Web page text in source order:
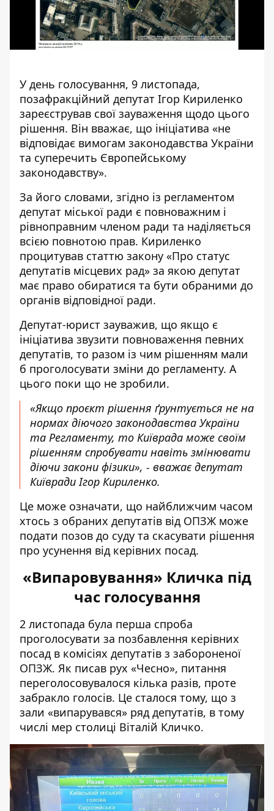
У день голосування, 9 листопада,
позафракційний депутат Ігор Кириленко
зареєстрував свої зауваження щодо цього
рішення. Він вважає, що ініціатива «не
відповідає вимогам законодавства України
та суперечить Європейському
законодавству».
За його словами, згідно із регламентом
депутат міської ради є повноважним і
рівноправним членом ради та наділяється
всією повнотою прав. Кириленко
процитував статтю закону «Про статус
депутатів місцевих рад» за якою депутат
має право обиратися та бути обраними до
органів відповідної ради.
Депутат-юрист зауважив, що якщо є
ініціатива звузити повноваження певних
депутатів, то разом із чим рішенням мали
б проголосувати зміни до регламенту. А
цього поки що не зробили.
«Якщо проєкт рішення ґрунтується не на
нормах діючого законодавства України
та Регламенту, то Київрада може своїм
рішенням спробувати навіть змінювати
діючи закони фізики», - вважає депутат
Київради Ігор Кириленко.
Це може означати, що найближчим часом
хтось з обраних депутатів від ОПЗЖ може
подати позов до суду та скасувати рішення
про усунення від керівних посад.
«Випаровування» Кличка під
час голосування
2 листопада була перша спроба
проголосувати за позбавлення керівних
посад в комісіях депутатів з забороненої
ОПЗЖ. Як писав рух «Чесно», питання
переголосовувалося кілька разів, проте
забракло голосів. Це сталося тому, що з
зали «випарувався» ряд депутатів, в тому
числі мер столиці Віталій Кличко.